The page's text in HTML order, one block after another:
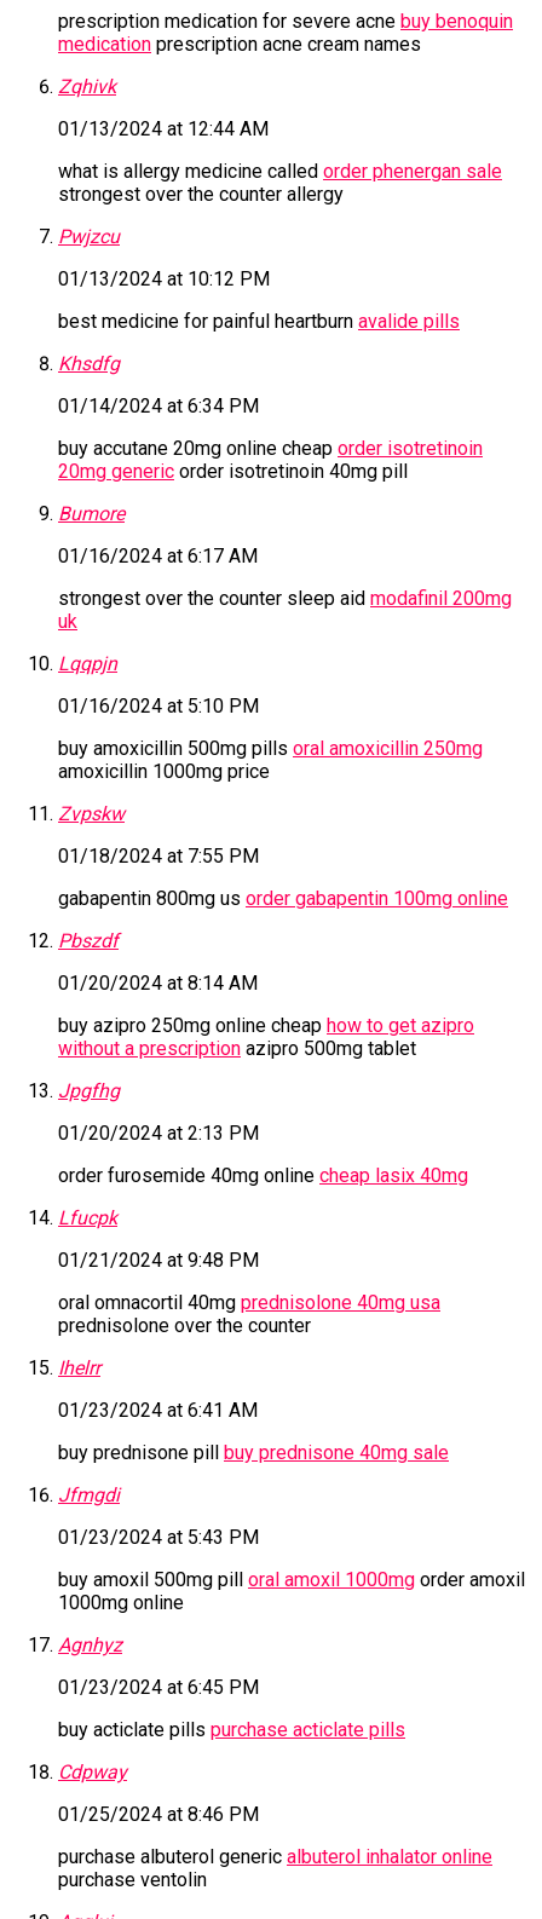
prescription medication for severe acne buy benoquin
medication prescription acne cream names
Zqhivk
01/13/2024 at 12:44 AM
what is allergy medicine called order phenergan sale
strongest over the counter allergy
Pwjzcu
01/13/2024 at 10:12 PM
best medicine for painful heartburn avalide pills
Khsdfg
01/14/2024 at 6:34 PM
buy accutane 20mg online cheap order isotretinoin
20mg generic order isotretinoin 40mg pill
Bumore
01/16/2024 at 6:17 AM
strongest over the counter sleep aid modafinil 200mg
uk
Lqqpjn
01/16/2024 at 5:10 PM
buy amoxicillin 500mg pills oral amoxicillin 250mg
amoxicillin 1000mg price
Zvpskw
01/18/2024 at 7:55 PM
gabapentin 800mg us order gabapentin 100mg online
Pbszdf
01/20/2024 at 8:14 AM
buy azipro 250mg online cheap how to get azipro
without a prescription azipro 500mg tablet
Jpgfhg
01/20/2024 at 2:13 PM
order furosemide 40mg online cheap lasix 40mg
Lfucpk
01/21/2024 at 9:48 PM
oral omnacortil 40mg prednisolone 40mg usa
prednisolone over the counter
Ihelrr
01/23/2024 at 6:41 AM
buy prednisone pill buy prednisone 40mg sale
Jfmgdi
01/23/2024 at 5:43 PM
buy amoxil 500mg pill oral amoxil 1000mg order amoxil
1000mg online
Agnhyz
01/23/2024 at 6:45 PM
buy acticlate pills purchase acticlate pills
Cdpway
01/25/2024 at 8:46 PM
purchase albuterol generic albuterol inhalator online
purchase ventolin